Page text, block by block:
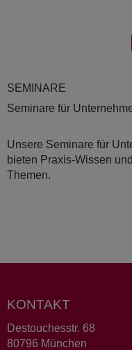
SE­MI­NA­RE
Seminare für
Unsere Seminare für
bieten Praxis-Wissen
Themen.
KONTAKT
Destouchesstr. 68
80796 München